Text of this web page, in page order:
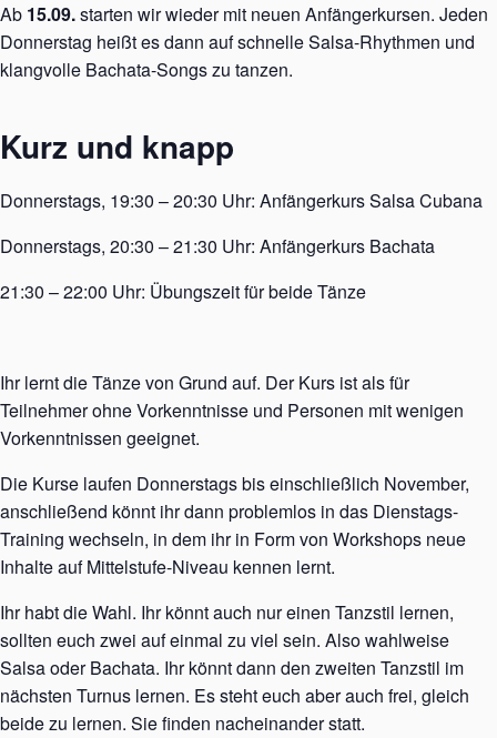
Ab 15.09.starten wir wieder mit neuen Anfängerkursen. Jeden
Donnerstag heißt es dann auf schnelle Salsa-Rhythmen und
klangvolle Bachata-Songs zu tanzen.
Kurz und knapp
Donnerstags, 19:30 – 20:30 Uhr: Anfängerkurs Salsa Cubana
Donnerstags, 20:30 – 21:30 Uhr: Anfängerkurs Bachata
21:30 – 22:00 Uhr: Übungszeit für beide Tänze
Ihr lernt die Tänze von Grund auf. Der Kurs ist als für
Teilnehmer ohne Vorkenntnisse und Personen mit wenigen
Vorkenntnissen geeignet.
Die Kurse laufen Donnerstags bis einschließlich November,
anschließend könnt ihr dann problemlos in das Dienstags-
Training wechseln, in dem ihr in Form von Workshops neue
Inhalte auf Mittelstufe-Niveau kennen lernt.
Ihr habt die Wahl. Ihr könnt auch nur einen Tanzstil lernen,
sollten euch zwei auf einmal zu viel sein. Also wahlweise
Salsa oder Bachata. Ihr könnt dann den zweiten Tanzstil im
nächsten Turnus lernen. Es steht euch aber auch frei, gleich
beide zu lernen. Sie finden nacheinander statt.